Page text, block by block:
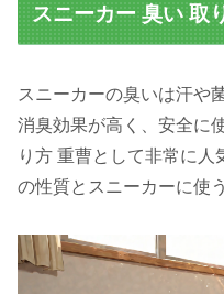
スニーカー 臭い 取
スニーカーの臭いは汗や
消臭効果が高く、安全に
り方 重曹として非常に
の性質とスニーカーに使